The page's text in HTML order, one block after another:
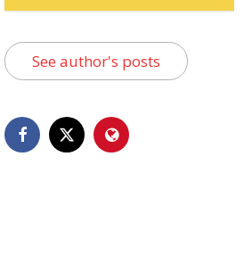
See author's posts